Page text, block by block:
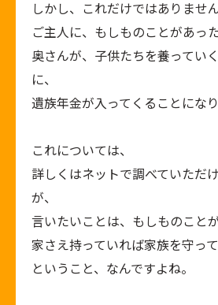
しかし、これだけではありません
ご主人に、もしものことがあっ
奥さんが、子供たちを養ってい
に、
遺族年金が入ってくることになり
これについては、
詳しくはネットで調べていただ
が、
言いたいことは、もしものこと
家さえ持っていれば家族を守っ
ということ、なんですよね。